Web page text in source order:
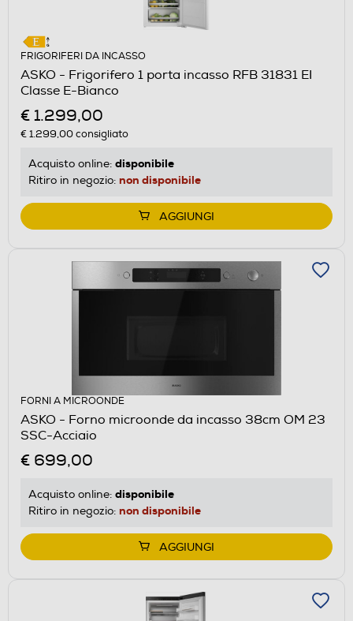
FRIGORIFERI DA INCASSO
ASKO - Frigorifero 1 porta incasso RFB 31831 EI
Classe E-Bianco
€ 1.299,00
€ 1.299,00consigliato
Acquisto online: disponibile
Ritiro in negozio: non disponibile
AGGIUNGI
FORNI A MICROONDE
ASKO - Forno microonde da incasso 38cm OM 23
SSC-Acciaio
€ 699,00
Acquisto online: disponibile
Ritiro in negozio: non disponibile
AGGIUNGI